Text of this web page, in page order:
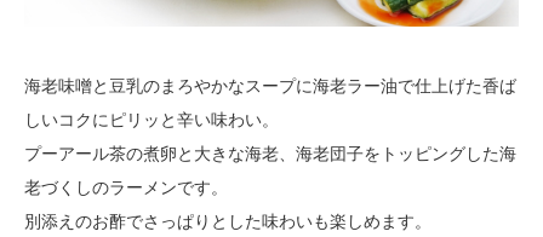
海老味噌と豆乳のまろやかなスープに海老ラー油で仕上げた香ば
しいコクにピリッと辛い味わい。
プーアール茶の煮卵と大きな海老、海老団子をトッピングした海
老づくしのラーメンです。
別添えのお酢でさっぱりとした味わいも楽しめます。